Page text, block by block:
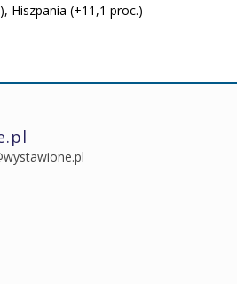
Hiszpania (+11,1 proc.)